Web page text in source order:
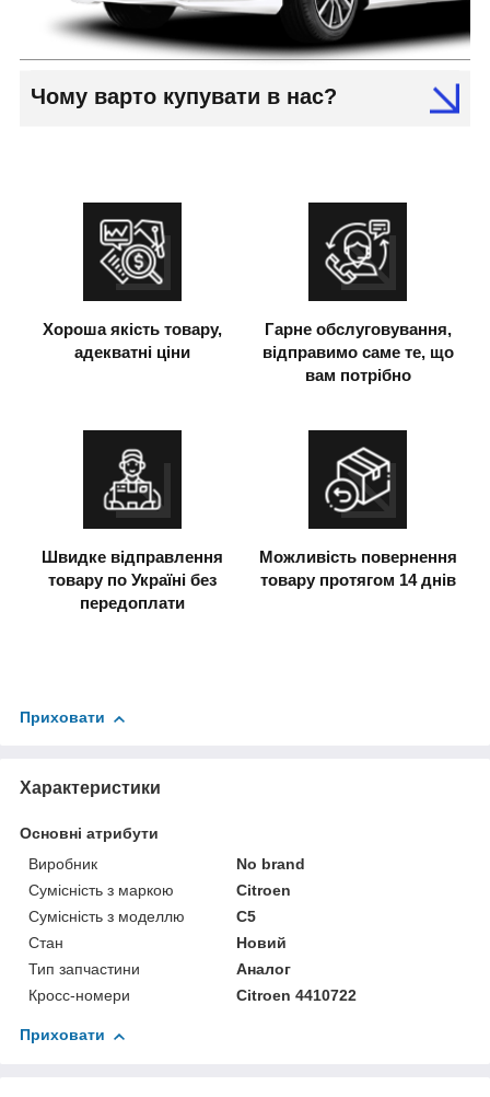
Чому варто купувати в нас?
Хороша якість товару,
адекватні ціни
Гарне обслуговування,
відправимо саме те, що
вам потрібно
Швидке відправлення
товару по Україні без
передоплати
Можливість повернення
товару протягом 14 днів
Приховати
Характеристики
Основні атрибути
Виробник
No brand
Сумісність з маркою
Citroen
Сумісність з моделлю
C5
Стан
Новий
Тип запчастини
Аналог
Кросс-номери
Citroen 4410722
Приховати